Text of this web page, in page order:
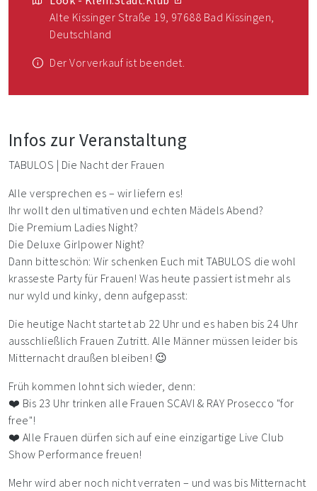
Alte Kissinger Straße 19, 97688 Bad Kissingen,
Deutschland
Der Vorverkauf ist beendet.
Infos zur Veranstaltung
TABULOS | Die Nacht der Frauen
Alle versprechen es – wir liefern es!
Ihr wollt den ultimativen und echten Mädels Abend?
Die Premium Ladies Night?
Die Deluxe Girlpower Night?
Dann bitteschön: Wir schenken Euch mit TABULOS die wohl
krasseste Party für Frauen! Was heute passiert ist mehr als
nur wyld und kinky, denn aufgepasst:
Die heutige Nacht startet ab 22 Uhr und es haben bis 24 Uhr
ausschließlich Frauen Zutritt. Alle Männer müssen leider bis
Mitternacht draußen bleiben! 😉
Früh kommen lohnt sich wieder, denn:
❤️ Bis 23 Uhr trinken alle Frauen SCAVI & RAY Prosecco "for
free"!
❤️ Alle Frauen dürfen sich auf eine einzigartige Live Club
Show Performance freuen!
Mehr wird aber noch nicht verraten – und was bis Mitternacht